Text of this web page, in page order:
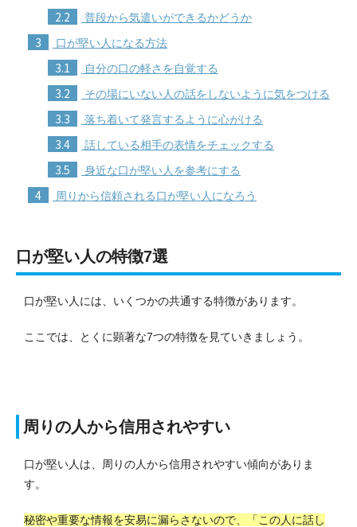
2.2 普段から気遣いができるかどうか
3 口が堅い人になる方法
3.1 自分の口の軽さを自覚する
3.2 その場にいない人の話をしないように気をつける
3.3 落ち着いて発言するように心がける
3.4 話している相手の表情をチェックする
3.5 身近な口が堅い人を参考にする
4 周りから信頼される口が堅い人になろう
口が堅い人の特徴7選
口が堅い人には、いくつかの共通する特徴があります。
ここでは、とくに顕著な7つの特徴を見ていきましょう。
周りの人から信用されやすい
口が堅い人は、周りの人から信用されやすい傾向がありま
す。
秘密や重要な情報を安易に漏らさないので、「この人に話し